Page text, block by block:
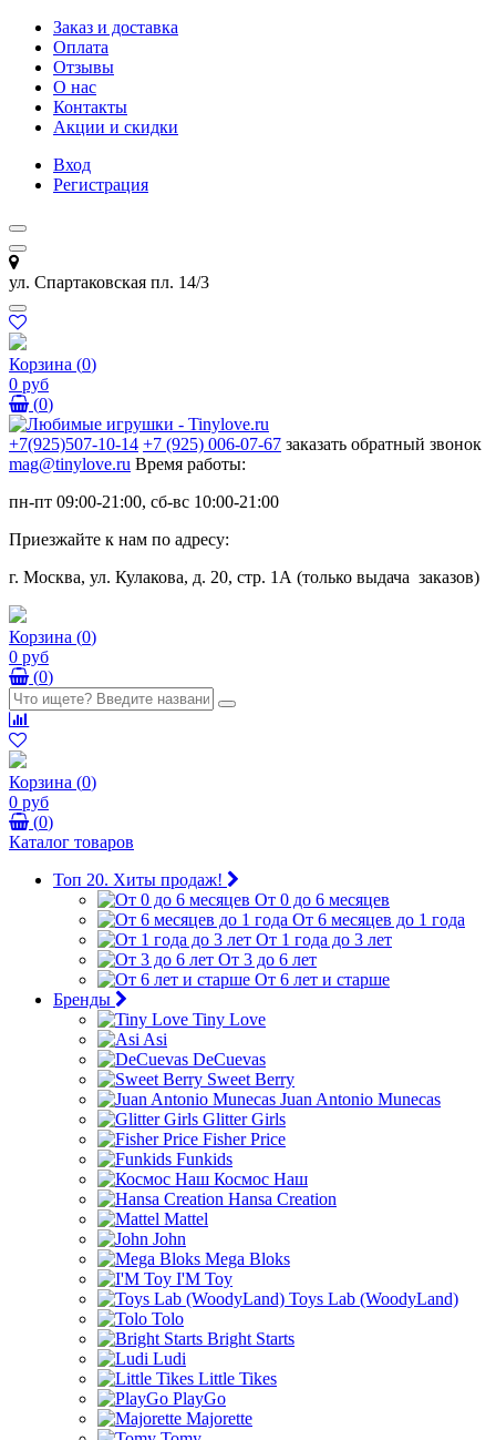
Заказ и доставка
Оплата
Отзывы
О нас
Контакты
Акции и скидки
Вход
Регистрация
ул. Спартаковская пл. 14/3
Корзина (0)
0 руб
(0)
+7(925)507-10-14 +7 (925) 006-07-67 заказать обратный звонок
mag@tinylove.ru Время работы:
пн-пт 09:00-21:00, сб-вс 10:00-21:00
Приезжайте к нам по адресу:
г. Москва, ул. Кулакова, д. 20, стр. 1А (только выдача заказов)
Корзина (0)
0 руб
(0)
Корзина (0)
0 руб
(0)
Каталог товаров
Топ 20. Хиты продаж!
От 0 до 6 месяцев
От 6 месяцев до 1 года
От 1 года до 3 лет
От 3 до 6 лет
От 6 лет и старше
Бренды
Tiny Love
Asi
DeCuevas
Sweet Berry
Juan Antonio Munecas
Glitter Girls
Fisher Price
Funkids
Космос Наш
Hansa Creation
Mattel
John
Mega Bloks
I'M Toy
Toys Lab (WoodyLand)
Tolo
Bright Starts
Ludi
Little Tikes
PlayGo
Majorette